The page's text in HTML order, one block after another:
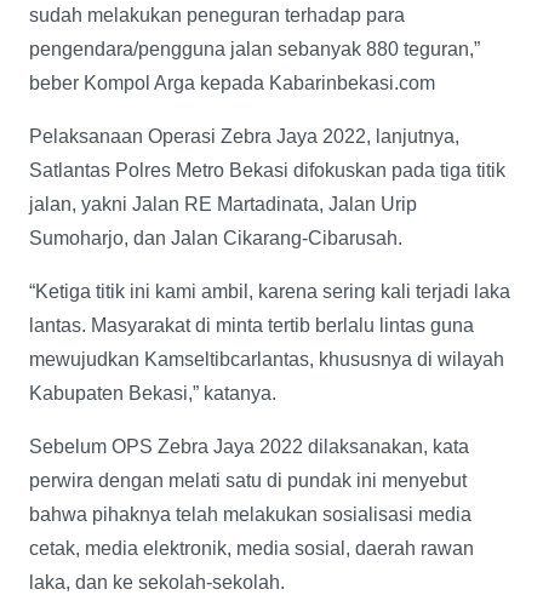
sudah melakukan peneguran terhadap para
pengendara/pengguna jalan sebanyak 880 teguran,”
beber Kompol Arga kepada Kabarinbekasi.com
Pelaksanaan Operasi Zebra Jaya 2022, lanjutnya,
Satlantas Polres Metro Bekasi difokuskan pada tiga titik
jalan, yakni Jalan RE Martadinata, Jalan Urip
Sumoharjo, dan Jalan Cikarang-Cibarusah.
“Ketiga titik ini kami ambil, karena sering kali terjadi laka
lantas. Masyarakat di minta tertib berlalu lintas guna
mewujudkan Kamseltibcarlantas, khususnya di wilayah
Kabupaten Bekasi,” katanya.
Sebelum OPS Zebra Jaya 2022 dilaksanakan, kata
perwira dengan melati satu di pundak ini menyebut
bahwa pihaknya telah melakukan sosialisasi media
cetak, media elektronik, media sosial, daerah rawan
laka, dan ke sekolah-sekolah.